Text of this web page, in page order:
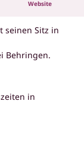
Website
seinen Sitz in
Behringen.
in